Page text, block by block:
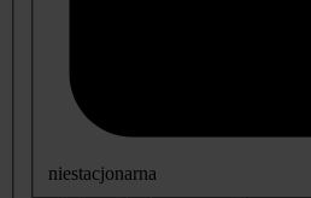
niestacjonarna